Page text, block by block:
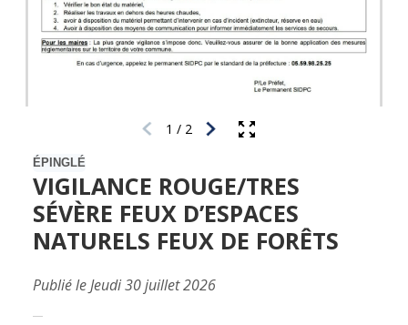
1 / 2
ÉPINGLÉ
VIGILANCE ROUGE/TRES
SÉVÈRE FEUX D’ESPACES
NATURELS FEUX DE FORÊTS
Publié le Jeudi 30 juillet 2026